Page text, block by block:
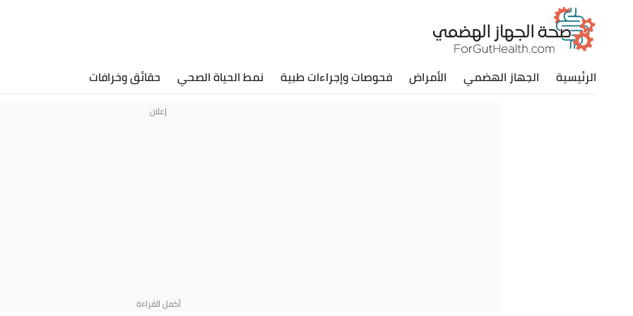
الرئيسية الجهاز الهضمي الأمراض فحوصات وإجراءات طبية نمط الحياة الصحي حقائق وخرافات